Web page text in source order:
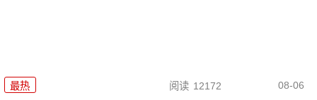
最热 阅读 12172 08-06